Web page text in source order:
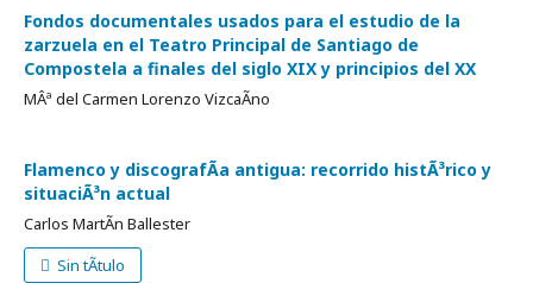
Fondos documentales usados para el estudio de la
zarzuela en el Teatro Principal de Santiago de
Compostela a finales del siglo XIX y principios del XX
MÂª del Carmen Lorenzo VizcaÃ­no
Flamenco y discografÃ­a antigua: recorrido histÃ³rico y
situaciÃ³n actual
Carlos MartÃ­n Ballester
Sin tÃ­tulo